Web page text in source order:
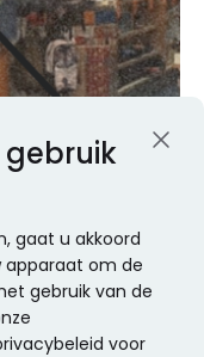
gaat u akkoord
apparaat om de
gebruik van de
voor